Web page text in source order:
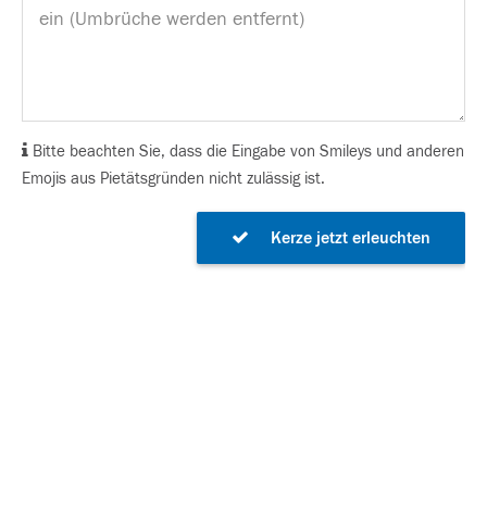
Bitte beachten Sie, dass die Eingabe von Smileys und anderen
Emojis aus Pietätsgründen nicht zulässig ist.
Kerze jetzt erleuchten